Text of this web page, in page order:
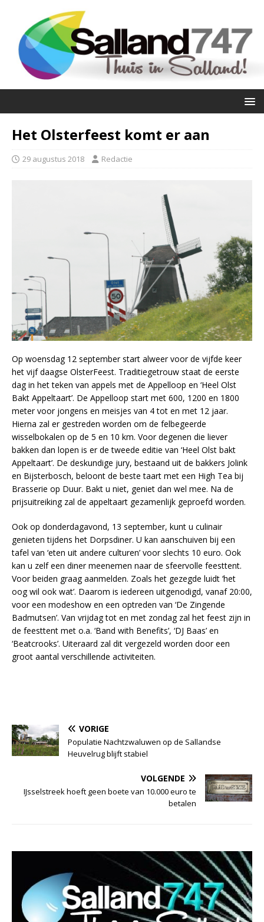
Het Olsterfeest komt er aan
29 augustus 2018 Redactie
Op woensdag 12 september start alweer voor de vijfde keer
het vijf daagse OlsterFeest. Traditiegetrouw staat de eerste
dag in het teken van appels met de Appelloop en ‘Heel Olst
Bakt Appeltaart’. De Appelloop start met 600, 1200 en 1800
meter voor jongens en meisjes van 4 tot en met 12 jaar.
Hierna zal er gestreden worden om de felbegeerde
wisselbokalen op de 5 en 10 km. Voor degenen die liever
bakken dan lopen is er de tweede editie van ‘Heel Olst bakt
Appeltaart’. De deskundige jury, bestaand uit de bakkers Jolink
en Bijsterbosch, beloont de beste taart met een High Tea bij
Brasserie op Duur. Bakt u niet, geniet dan wel mee. Na de
prijsuitreiking zal de appeltaart gezamenlijk geproefd worden.
Ook op donderdagavond, 13 september, kunt u culinair
genieten tijdens het Dorpsdiner. U kan aanschuiven bij een
tafel van ‘eten uit andere culturen’ voor slechts 10 euro. Ook
kan u zelf een diner meenemen naar de sfeervolle feesttent.
Voor beiden graag aanmelden. Zoals het gezegde luidt ‘het
oog wil ook wat’. Daarom is iedereen uitgenodigd, vanaf 20:00,
voor een modeshow en een optreden van ‘De Zingende
Badmutsen’. Van vrijdag tot en met zondag zal het feest zijn in
de feesttent met o.a. ‘Band with Benefits’, ‘DJ Baas’ en
‘Beatcrooks’. Uiteraard zal dit vergezeld worden door een
groot aantal verschillende activiteiten.
VORIGE
Populatie Nachtzwaluwen op de Sallandse
Heuvelrug blijft stabiel
VOLGENDE
IJsselstreek hoeft geen boete van 10.000 euro te
betalen